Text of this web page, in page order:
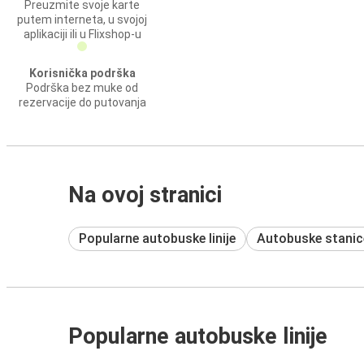
Preuzmite svoje karte
putem interneta, u svojoj
aplikaciji ili u Flixshop-u
Korisnička podrška
Podrška bez muke od
rezervacije do putovanja
Na ovoj stranici
Popularne autobuske linije Autobuske
Popularne autobuske linije